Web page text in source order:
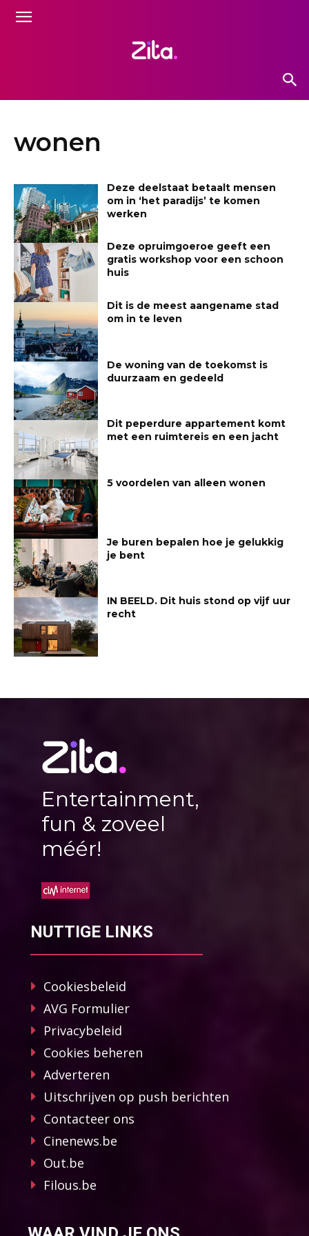
wonen
Deze deelstaat betaalt mensen
om in ‘het paradijs’ te komen
werken
Deze opruimgoeroe geeft een
gratis workshop voor een schoon
huis
Dit is de meest aangename stad
om in te leven
De woning van de toekomst is
duurzaam en gedeeld
Dit peperdure appartement komt
met een ruimtereis en een jacht
5 voordelen van alleen wonen
Je buren bepalen hoe je gelukkig
je bent
IN BEELD. Dit huis stond op vijf uur
recht
Entertainment,
fun & zoveel
méér!
NUTTIGE LINKS
Cookiesbeleid
AVG Formulier
Privacybeleid
Cookies beheren
Adverteren
Uitschrijven op push berichten
Contacteer ons
Cinenews.be
Out.be
Filous.be